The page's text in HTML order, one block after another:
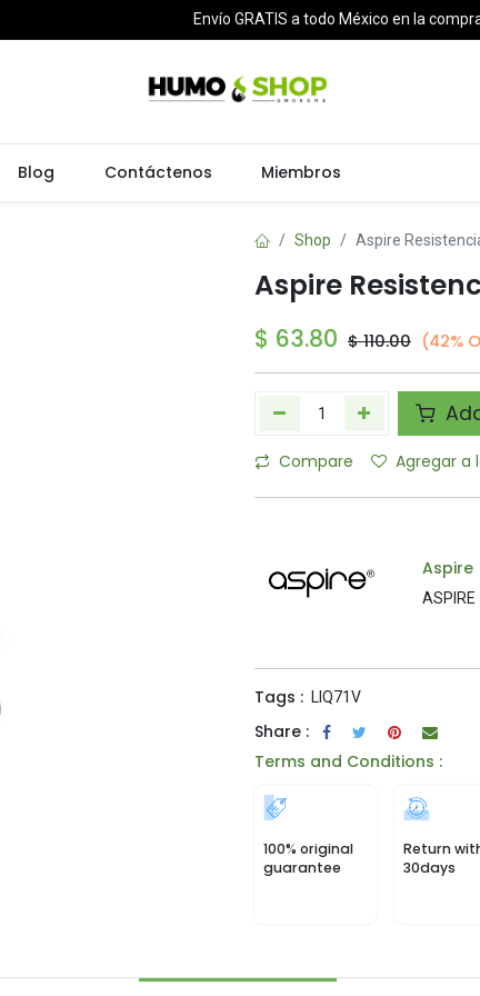
Envío GRATIS a todo México en la
Blog Contáctenos Miembros
Shop Aspire
Aspire
$ 63.80 $110.00 (42%
Compare Agregar a
Aspire
ASPIRE
Tags : LIQ71V
Share :
Terms and Conditions :
100% original
guarantee
Return
30days